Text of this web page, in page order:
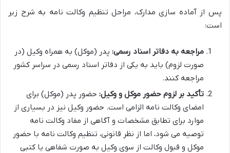
پس از آماده سازی مدارک، مراحل تنظیم وکالت نامه به شرح زیر
است:
مراجعه به دفاتر اسناد رسمی: پدر (موکل) به همراه وکیل (در
صورت لزوم) باید به یکی از دفاتر اسناد رسمی در سراسر کشور
مراجعه کنند.
تأکید بر لزوم حضور موکل و وکیل: حضور پدر (موکل) برای
امضای وکالت نامه الزامی است. حضور وکیل نیز در بسیاری از
موارد برای تطابق مشخصات و آگاهی از مفاد وکالت نامه
توصیه می شود، اما از نظر قانونی، تنظیم وکالت نامه با حضور
موکل و قبول وکالت از سوی وکیل به صورت شفاهی یا کتبی